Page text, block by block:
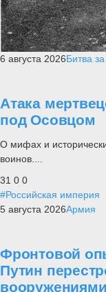
6 августа 2026Битва
Атака
под Осовцом
О мифах и
воинов....
31 0 0
#Российская империя
5 августа 2026Армия
Фронтовой
Путин